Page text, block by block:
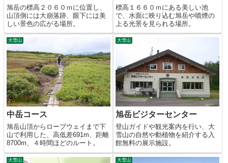
旭岳の標高２０６０ｍに位置し、
山頂側には大崩落跡、眼下には美
しい景色の広がる場所。
標高１６６０ｍにある美しい池
で、水面に映り込む旭岳や噴煙の
上る光景を見られる場所。
大雪山
中岳コース
旭岳山頂からロープウェイまで下
山で利用した、高低差691m、距離
8700m、４時間ほどのルート。
大雪山
旭岳ビジターセンター
登山ガイドや観光案内を行い、大
雪山の自然や動植物を紹介する入
館無料の展示施設。
大雪山 大雪山